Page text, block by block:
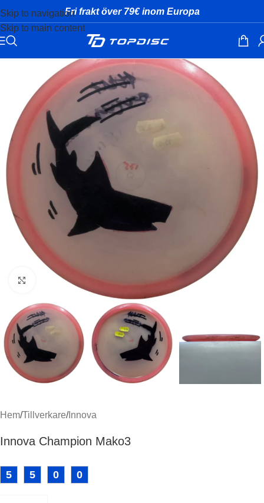
Skip to navigation
Skip to main content
Fri frakt över 79€ inom Europa
Klicka för att förstora
Hem/Tillverkare/Innova
Innova Champion Mako3
5 5 0 0